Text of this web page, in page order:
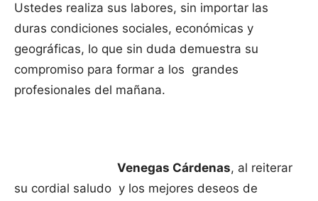
Ustedes realiza sus labores, sin importar las
duras condiciones sociales, económicas y
geográficas, lo que sin duda demuestra su
compromiso para formar a los grandes
profesionales del mañana.
Venegas Cárdenas, al reiterar
su cordial saludo y los mejores deseos de